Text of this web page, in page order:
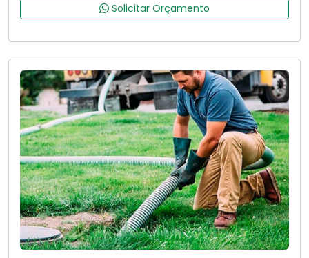
Solicitar Orçamento